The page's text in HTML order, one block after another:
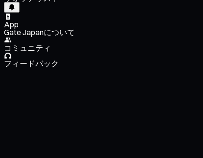
App
Gate Japanについて
コミュニティ
フィードバック